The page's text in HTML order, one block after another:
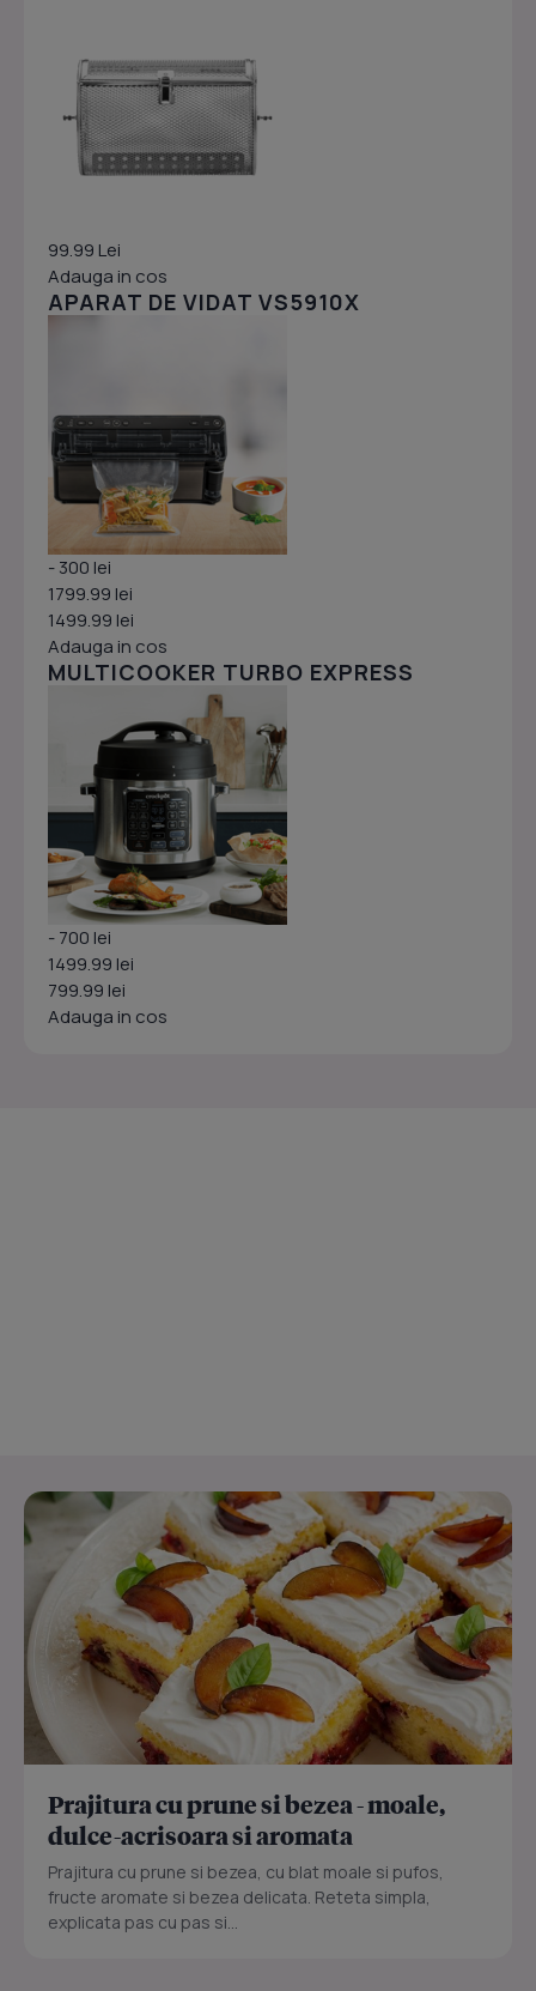
99.99 Lei
Adauga in cos
APARAT DE VIDAT VS5910X
- 300 lei
1799.99 lei
1499.99 lei
Adauga in cos
MULTICOOKER TURBO EXPRESS
- 700 lei
1499.99 lei
799.99 lei
Adauga in cos
Prajitura cu prune si bezea - moale,
dulce-acrisoara si aromata
Prajitura cu prune si bezea, cu blat moale si pufos,
fructe aromate si bezea delicata. Reteta simpla,
explicata pas cu pas si...